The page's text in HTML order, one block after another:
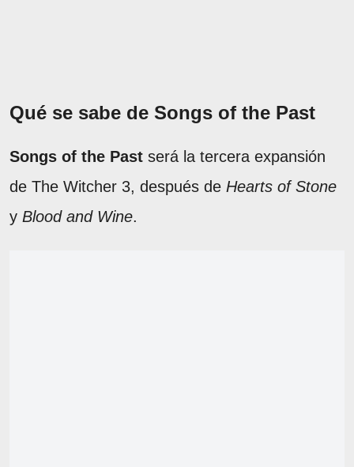
Qué se sabe de Songs of the Past
Songs of the Past será la tercera expansión
de The Witcher 3, después de Hearts of Stone
y Blood and Wine.